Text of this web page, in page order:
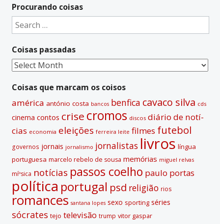
t
e
a
t
i
v
Procurando coisas
Search
for:
Coisas passadas
Coisas
Coisas que marcam os coisos
américa antónio costa bancos benfica cavaco silva cds
cinema contos crise cromos discos diário de notí­
cias economia eleições ferreira leite filmes futebol
governos jornais jornalismo jornalistas livros lí­ngua
portuguesa marcelo rebelo de sousa memórias miguel relvas
míºsica notí­cias passos coelho paulo portas
polí­tica portugal psd religião rios
romances santana lopes sexo sporting séries
sócrates tejo televisão trump vitor gaspar